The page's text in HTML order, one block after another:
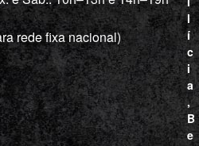
rede fixa nacional)
l
í
c
i
a
,
B
e